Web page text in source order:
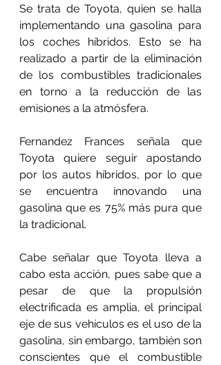
Se trata de Toyota, quien se halla
implementando una gasolina para
los coches híbridos. Esto se ha
realizado a partir de la eliminación
de los combustibles tradicionales
en torno a la reducción de las
emisiones a la atmósfera.
Fernandez Frances señala que
Toyota quiere seguir apostando
por los autos híbridos, por lo que
se encuentra innovando una
gasolina que es 75% más pura que
la tradicional.
Cabe señalar que Toyota lleva a
cabo esta acción, pues sabe que a
pesar de que la propulsión
electrificada es amplia, el principal
eje de sus vehículos es el uso de la
gasolina, sin embargo, también son
conscientes que el combustible